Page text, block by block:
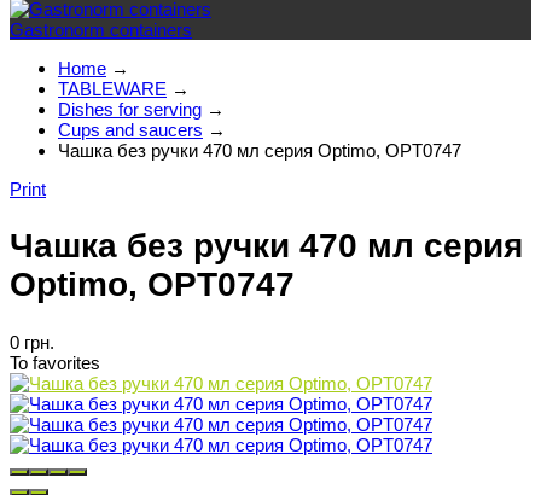
Gastronorm containers
Home →
TABLEWARE →
Dishes for serving →
Cups and saucers →
Чашка без ручки 470 мл серия Optimo, OPT0747
Print
Чашка без ручки 470 мл серия
Optimo, OPT0747
0 грн.
To favorites